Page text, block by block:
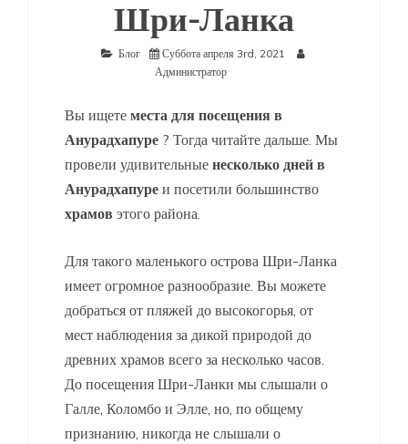
Шри-Ланка
Блог
Суббота апреля 3rd, 2021
Администратор
Вы ищете места для посещения в
Анурадхапуре ? Тогда читайте дальше. Мы
провели удивительные несколько дней в
Анурадхапуре и посетили большинство
храмов этого района.
Для такого маленького острова Шри-Ланка
имеет огромное разнообразие. Вы можете
добраться от пляжей до высокогорья, от
мест наблюдения за дикой природой до
древних храмов всего за несколько часов.
До посещения Шри-Ланки мы слышали о
Галле, Коломбо и Элле, но, по общему
признанию, никогда не слышали о